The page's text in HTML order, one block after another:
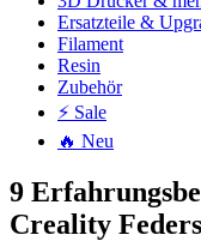
Ersatzteile &
Filament
Resin
Zubehör
⚡ Sale
🔥 Neu
9
Creality